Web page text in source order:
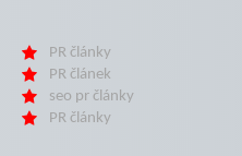
PR články
PR článek
seo pr články
PR články